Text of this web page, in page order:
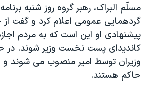
حقوق شهروندی
اقتصادی
علم و فناوری
انتخابات ریاست جمهوری آمریکا ۲۰۲۴
حمله جمهوری اسلامی به اسرائیل
رمز مهسا
زبانهای مختلف
مسلّم البراک، رهبر گروه روز شنبه
گردهمایی عمومی اعلام کرد و گفت
پیشنهادی او این است که به مردم
کاندیدای پست نخست وزیر شوند.
وزیران توسط امیر منصوب می شوند و
حاکم هستند.